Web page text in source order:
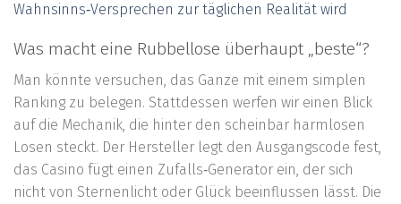
Wahnsinns‑Versprechen zur täglichen Realität wird
Was macht eine Rubbellose überhaupt „beste“?
Man könnte versuchen, das Ganze mit einem simplen
Ranking zu belegen. Stattdessen werfen wir einen Blick
auf die Mechanik, die hinter den scheinbar harmlosen
Losen steckt. Der Hersteller legt den Ausgangscode fest,
das Casino fügt einen Zufalls‑Generator ein, der sich
nicht von Sternenlicht oder Glück beeinflussen lässt. Die